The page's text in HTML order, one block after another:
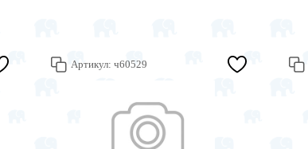
Артикул: ч60529